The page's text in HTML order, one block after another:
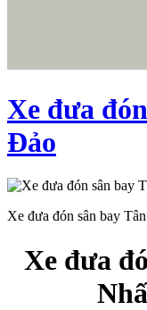
Xe đưa
Đảo
Xe đưa đón sân bay
Xe đưa